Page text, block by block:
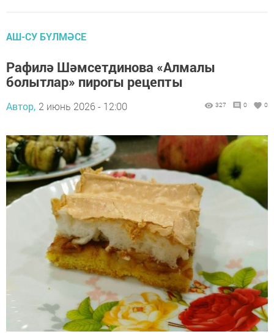
АШ-СУ БҮЛМӘСЕ
Рафилә Шәмсетдинова «Алмалы
болытлар» пирогы рецепты
Автор, 2 июнь 2026 - 12:00 327 0 0